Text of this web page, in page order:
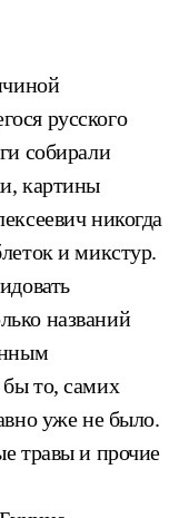
русского
собирали
картины
никогда
и микстур.
названий
то, самих
уже не было.
травы и прочие